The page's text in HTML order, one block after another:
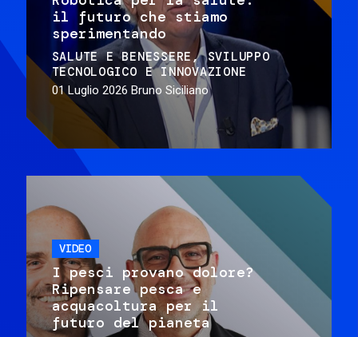
il futuro che stiamo
sperimentando
SALUTE E BENESSERE
SVILUPPO
TECNOLOGICO E INNOVAZIONE
01 Luglio 2026 Bruno Siciliano
VIDEO
I pesci provano dolore?
Ripensare pesca e
acquacoltura per il
futuro del pianeta